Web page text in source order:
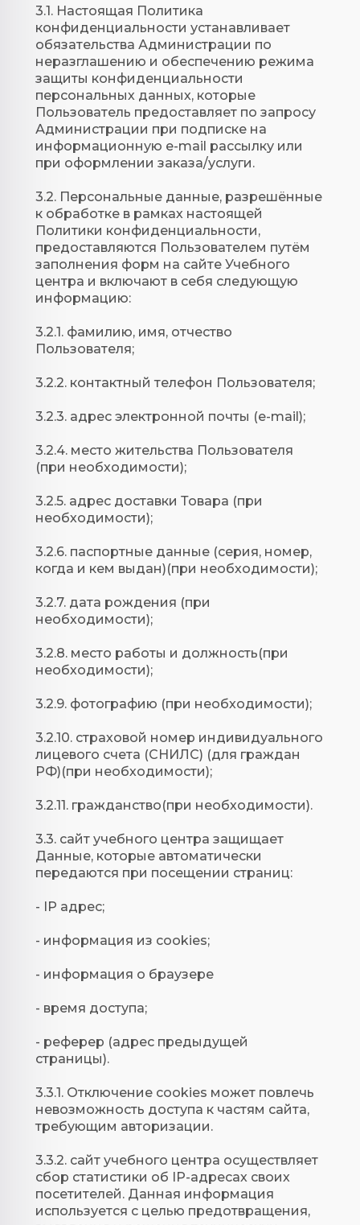
3.1. Настоящая Политика
конфиденциальности устанавливает
обязательства Администрации по
неразглашению и обеспечению режима
защиты конфиденциальности
персональных данных, которые
Пользователь предоставляет по запросу
Администрации при подписке на
информационную e-mail рассылку или
при оформлении заказа/услуги.
3.2. Персональные данные, разрешённые
к обработке в рамках настоящей
Политики конфиденциальности,
предоставляются Пользователем путём
заполнения форм на сайте Учебного
центра и включают в себя следующую
информацию:
3.2.1. фамилию, имя, отчество
Пользователя;
3.2.2. контактный телефон Пользователя;
3.2.3. адрес электронной почты (e-mail);
3.2.4. место жительства Пользователя
(при необходимости);
3.2.5. адрес доставки Товара (при
необходимости);
3.2.6. паспортные данные (серия, номер,
когда и кем выдан)(при необходимости);
3.2.7. дата рождения (при
необходимости);
3.2.8. место работы и должность(при
необходимости);
3.2.9. фотографию (при необходимости);
3.2.10. страховой номер индивидуального
лицевого счета (СНИЛС) (для граждан
РФ)(при необходимости);
3.2.11. гражданство(при необходимости).
3.3. сайт учебного центра защищает
Данные, которые автоматически
передаются при посещении страниц:
- IP адрес;
- информация из cookies;
- информация о браузере
- время доступа;
- реферер (адрес предыдущей
страницы).
3.3.1. Отключение cookies может повлечь
невозможность доступа к частям сайта,
требующим авторизации.
3.3.2. сайт учебного центра осуществляет
сбор статистики об IP-адресах своих
посетителей. Данная информация
используется с целью предотвращения,